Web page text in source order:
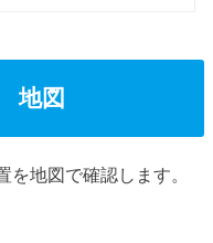
地図
を地図で確認します。